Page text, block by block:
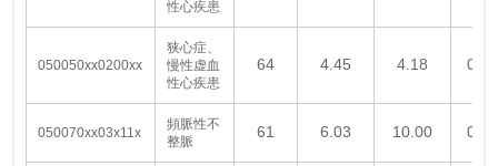
性心疾患
050050xx0200xx
狭心症、
慢性虚血
性心疾患
64 4.45 4.18 0.00
050070xx03x11x
頻脈性不
整脈
61 6.03 10.00 0.00